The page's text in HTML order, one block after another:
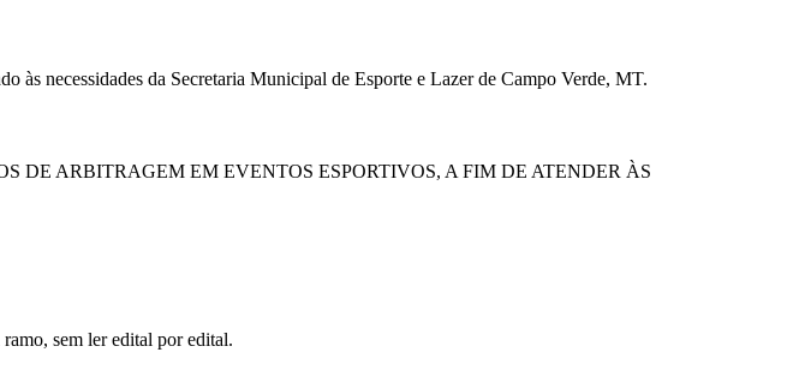
às necessidades da Secretaria Municipal de Esporte e Lazer de Campo Verde, MT.
DE ARBITRAGEM EM EVENTOS ESPORTIVOS, A FIM DE ATENDER ÀS
sem ler edital por edital.